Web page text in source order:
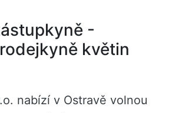
-
květin
nabízí v Ostravě volnou